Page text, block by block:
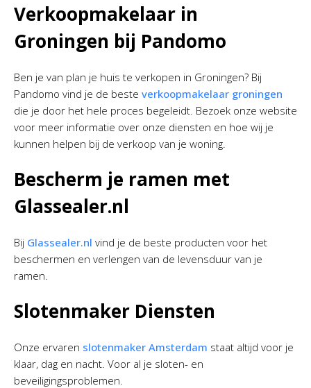
Verkoopmakelaar in
Groningen bij Pandomo
Ben je van plan je huis te verkopen in Groningen? Bij
Pandomo vind je de beste verkoopmakelaar groningen
die je door het hele proces begeleidt. Bezoek onze website
voor meer informatie over onze diensten en hoe wij je
kunnen helpen bij de verkoop van je woning.
Bescherm je ramen met
Glassealer.nl
Bij Glassealer.nl vind je de beste producten voor het
beschermen en verlengen van de levensduur van je
ramen.
Slotenmaker Diensten
Onze ervaren slotenmaker Amsterdam staat altijd voor je
klaar, dag en nacht. Voor al je sloten- en
beveiligingsproblemen.